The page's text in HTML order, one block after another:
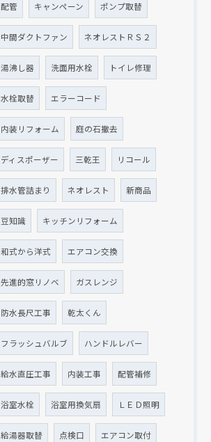
配管 キャンペーン ポンプ取替
中間ダクトファン ネオレストＲＳ２
湯沸し器 洗面用水栓 トイレ修理
水栓取替 エラーコード
内装リフォーム 庭の石撤去
ディスポーザー 三乾王 リコール
排水管詰まり ネオレスト 新商品
豆知識 キッチンリフォーム
和式から洋式 エアコン交換
先進的窓リノベ ガスレンジ
防水長尺工事 乾太くん
フラッシュバルブ ハンドルレバー
給水直圧工事 内装工事 配管補修
浴室水栓 浴室用換気扇 ＬＥＤ照明
給湯器取替 点検口 エアコン取付